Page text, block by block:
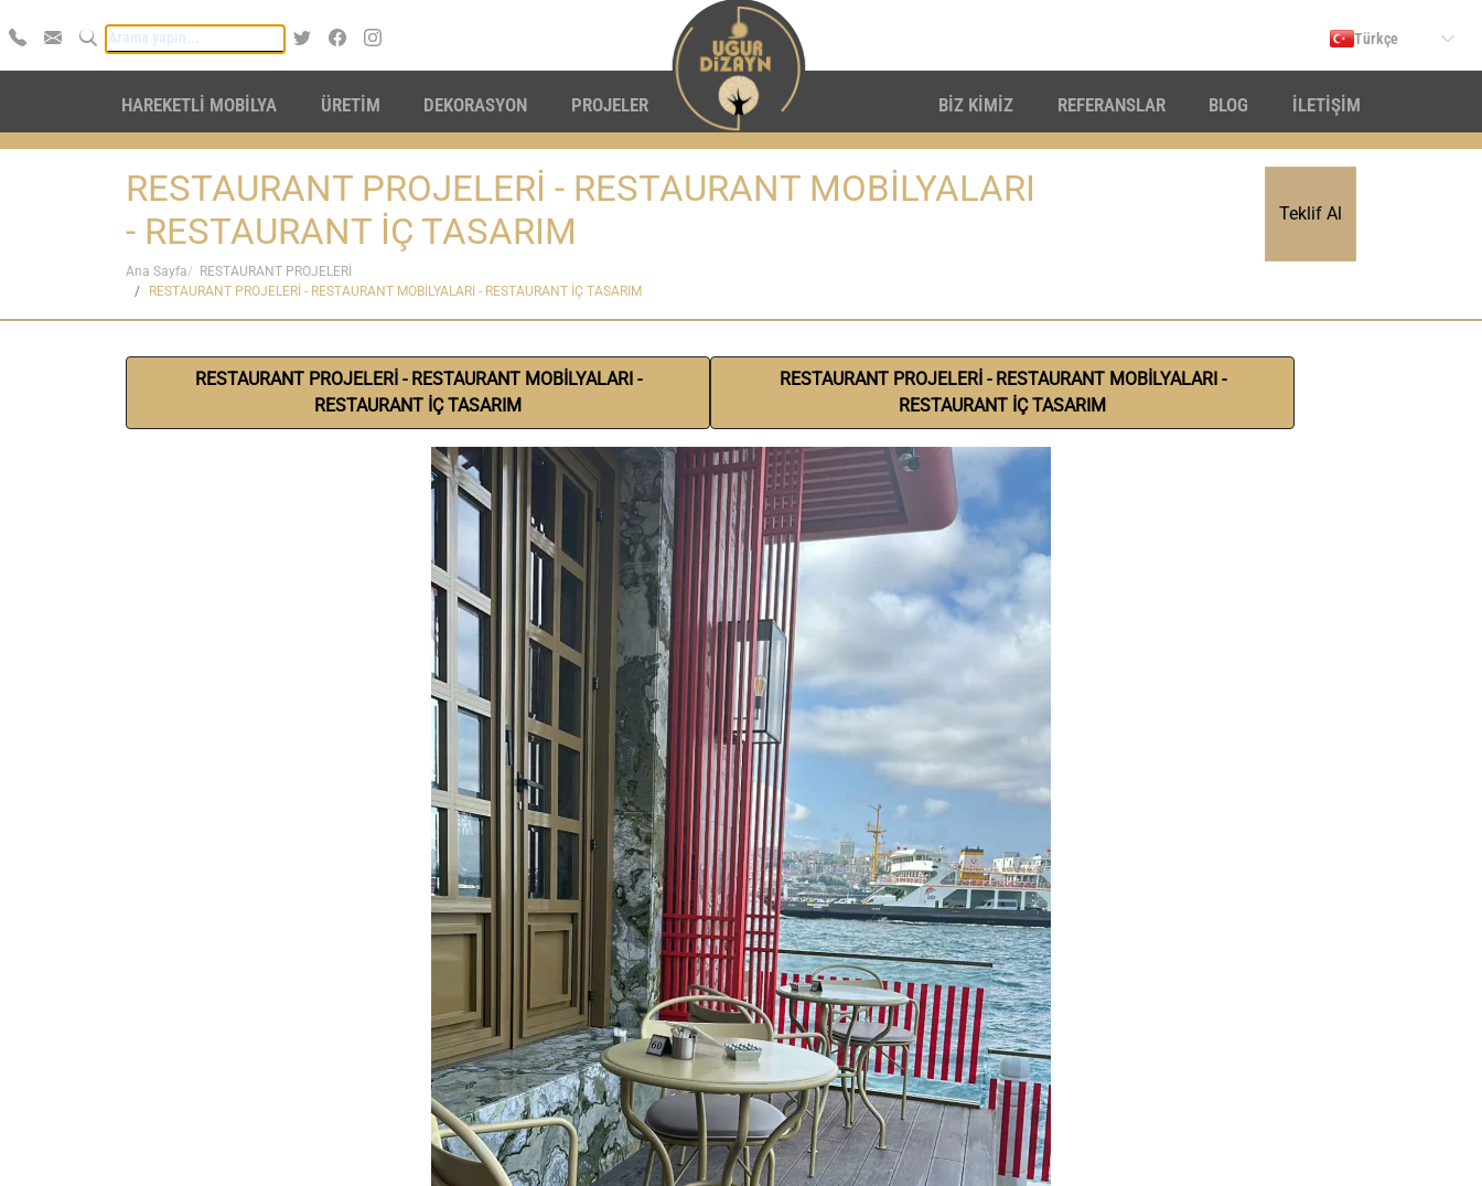
Türkçe
HAREKETLİ MOBİLYA ÜRETİM DEKORASYON PROJELER BİZ KİMİZ REFERANSLAR BLOG İLETİŞİM
RESTAURANT PROJELERİ - RESTAURANT MOBİLYALARI
- RESTAURANT İÇ TASARIM
Teklif Al
Ana Sayfa
RESTAURANT PROJELERİ
RESTAURANT PROJELERİ - RESTAURANT MOBİLYALARI - RESTAURANT İÇ TASARIM
RESTAURANT PROJELERİ - RESTAURANT MOBİLYALARI -
RESTAURANT İÇ TASARIM
RESTAURANT PROJELERİ - RESTAURANT MOBİLYALARI -
RESTAURANT İÇ TASARIM